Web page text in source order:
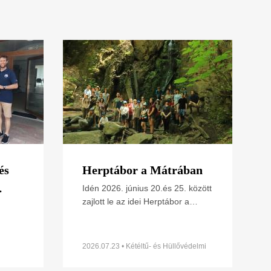
Herptábor a Mátrában
Idén 2026. június 20.és 25. között
zajlott le az idei Herptábor a
minden kétéltű- és
2026.07.23 • Kétéltű- és Hüllővédelmi